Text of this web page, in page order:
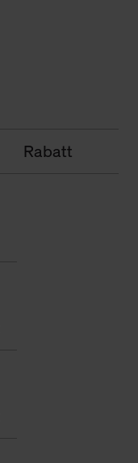
Rabatt